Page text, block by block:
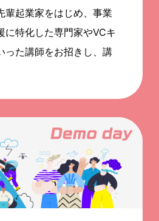
輩起業家をはじめ、事業
に特化した専門家やVCキ
った講師をお招きし、講